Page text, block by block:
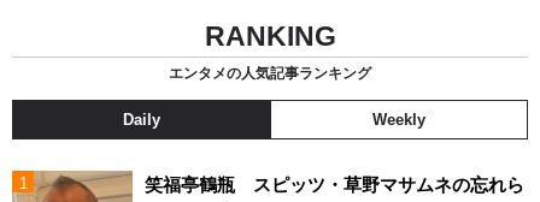
RANKING
エンタメの人気記事ランキング
Daily Weekly
笑福亭鶴瓶 スピッツ・草野マサムネの忘れら